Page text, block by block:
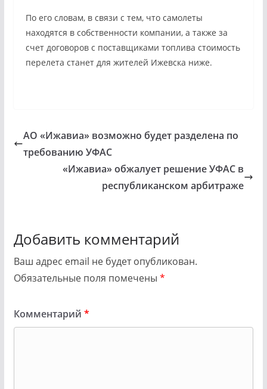
По его словам, в связи с тем, что самолеты
находятся в собственности компании, а также за
счет договоров с поставщиками топлива стоимость
перелета станет для жителей Ижевска ниже.
АО «Ижавиа» возможно будет разделена по
требованию УФАС
«Ижавиа» обжалует решение УФАС в
республиканском арбитраже
Добавить комментарий
Ваш адрес email не будет опубликован.
Обязательные поля помечены *
Комментарий *